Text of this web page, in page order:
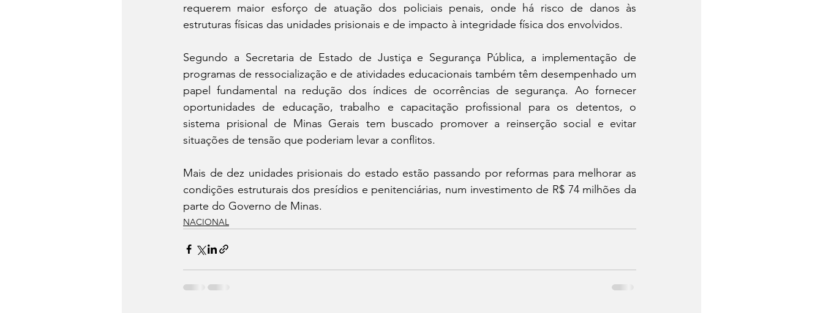
requerem maior esforço de atuação dos policiais penais, onde há risco de danos às
estruturas físicas das unidades prisionais e de impacto à integridade física dos envolvidos.
Segundo a Secretaria de Estado de Justiça e Segurança Pública, a implementação de
programas de ressocialização e de atividades educacionais também têm desempenhado um
papel fundamental na redução dos índices de ocorrências de segurança. Ao fornecer
oportunidades de educação, trabalho e capacitação profissional para os detentos, o
sistema prisional de Minas Gerais tem buscado promover a reinserção social e evitar
situações de tensão que poderiam levar a conflitos.
Mais de dez unidades prisionais do estado estão passando por reformas para melhorar as
condições estruturais dos presídios e penitenciárias, num investimento de R$ 74 milhões da
parte do Governo de Minas.
NACIONAL